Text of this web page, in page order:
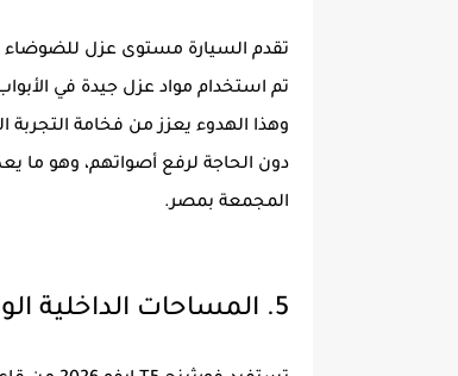
تقدم السيارة مستوى عزل للضوضاء
تم استخدام مواد عزل جيدة في
وهذا الهدوء يعزز من فخامة التجربة
دون الحاجة لرفع أصواتهم، وهو ما
المجمعة بمصر.
5. المساحات الداخلية الواسعة والرحبة